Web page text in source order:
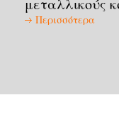
μεταλλικούς
Περισσότερα